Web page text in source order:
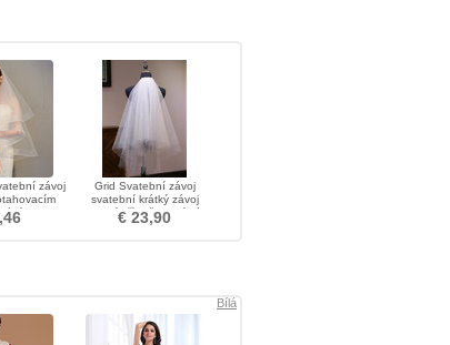
závoj
retro
Grid Svatební závoj
svatební krátký závoj
svatební příslušenství závoj
€ 23,90
Bílá